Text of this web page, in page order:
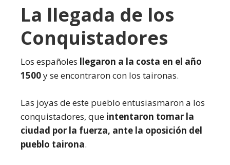
La llegada de los
Conquistadores
Los españoles llegaron a la costa en el año
1500y se encontraron con los taironas.
Las joyas de este pueblo entusiasmaron a los
conquistadores, que intentaron tomar la
ciudad por la fuerza, ante la oposición del
pueblo tairona.